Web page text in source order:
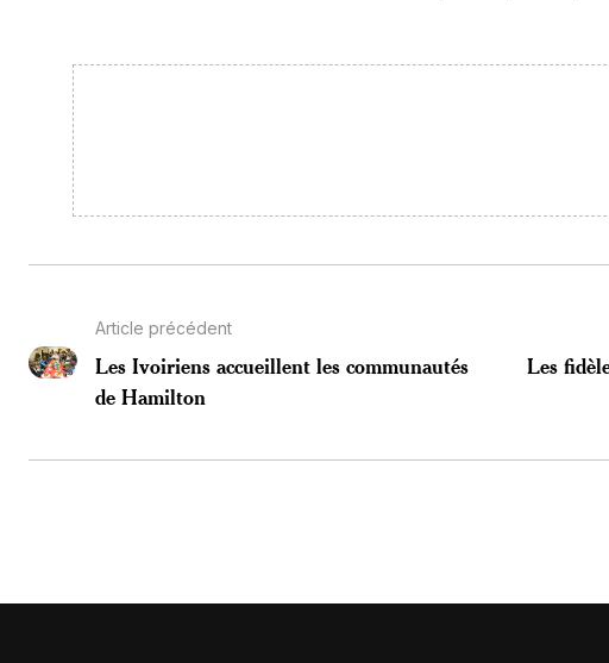
Article précédent
Les Ivoiriens accueillent les communautés
de Hamilton
Les